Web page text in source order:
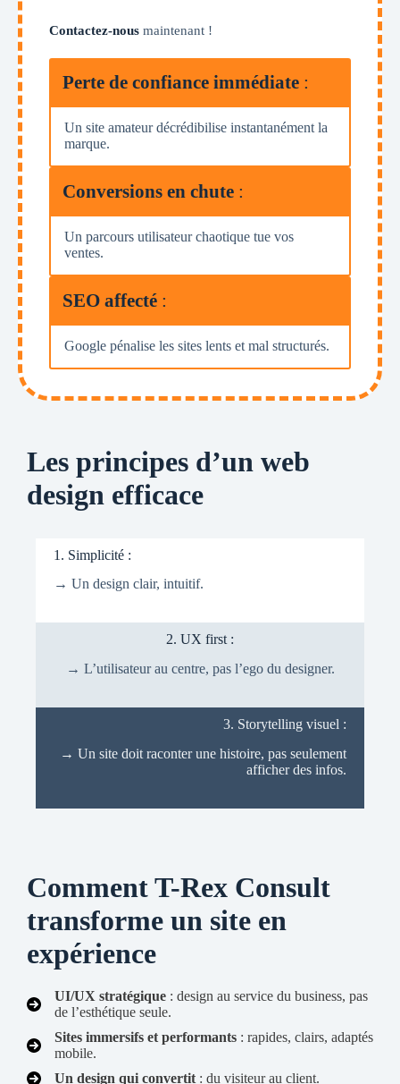
Contactez-nous maintenant !
Perte de confiance immédiate :
Un site amateur décrédibilise instantanément la
marque.
Conversions en chute :
Un parcours utilisateur chaotique tue vos
ventes.
SEO affecté :
Google pénalise les sites lents et mal structurés.
Les principes d’un web
design efficace
1. Simplicité :
→ Un design clair, intuitif.
2. UX first :
→ L’utilisateur au centre, pas l’ego du designer.
3. Storytelling visuel :
→ Un site doit raconter une histoire, pas seulement
afficher des infos.
Comment T-Rex Consult
transforme un site en
expérience
UI/UX stratégique : design au service du business, pas
de l’esthétique seule.
Sites immersifs et performants : rapides, clairs, adaptés
mobile.
Un design qui convertit : du visiteur au client.